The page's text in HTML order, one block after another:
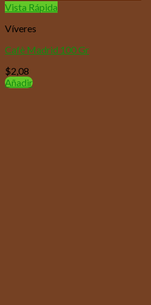
Vista Rápida
Víveres
Cafè Madrid 100 Gr
$2,08
Añadir